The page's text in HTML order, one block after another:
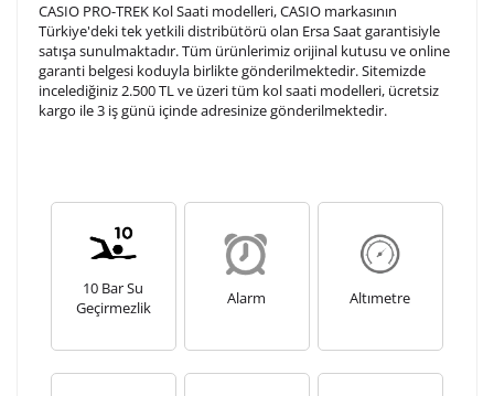
1. Satır
10/ 10
2. Satır
10/ 10
Lütfen font seçiniz
CASIO PRO-TREK Kol Saati modelleri, CASIO markasının
Türkiye'deki tek yetkili distribütörü olan Ersa Saat garantisiyle
satışa sunulmaktadır. Tüm ürünlerimiz orijinal kutusu ve online
garanti belgesi koduyla birlikte gönderilmektedir. Sitemizde
incelediğiniz 2.500 TL ve üzeri tüm kol saati modelleri, ücretsiz
kargo ile 3 iş günü içinde adresinize gönderilmektedir.
10 Bar Su
Geçirmezlik
Alarm Altımetre